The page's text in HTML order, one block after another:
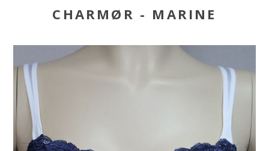
CHARMØR - MARINE